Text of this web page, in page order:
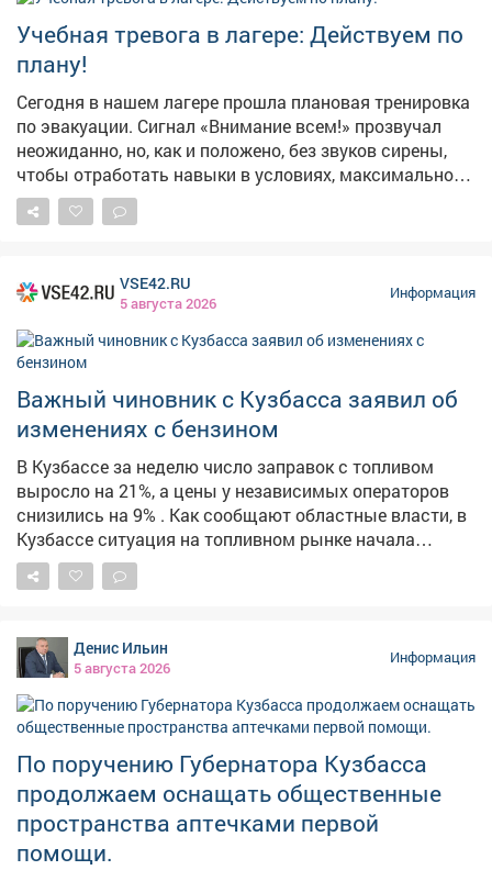
Учебная тревога в лагере: Действуем по
плану!
Сегодня в нашем лагере прошла плановая тренировка
по эвакуации. Сигнал «Внимание всем!» прозвучал
неожиданно, но, как и положено, без звуков сирены,
чтобы отработать навыки в условиях, максимально
приближенных к реальным. Педагогический состав
организовал инсценировку пожара и задымления.
ситуации и слаженно эвакуировались через три
запасных выхода. Главные выводы тренировки: 🔹
При ЧС не действовать самостоятельно; 🔹 Сразу
слушать и выполнять указания взрослых; 🔹 И
главное - никакой паники! Такие учения проходят у нас
регулярно, чтобы в экстренной ситуации (тьфу-тьфу-
тьфу!) каждый знал, как сохранить жизнь и здоровье.
Безопасность - превыше всего! 💪 #Лагерь
#Безопасность #Эвакуация #ТренировкаМЧС
VSE42.RU
5 августа 2026
Информация
Важный чиновник с Кузбасса заявил об
изменениях с бензином
В Кузбассе за неделю число заправок с топливом
выросло на 21%, а цены у независимых операторов
снизились на 9% . Как сообщают областные власти, в
Кузбассе ситуация на топливном рынке начала
стабилизироваться. По их данным, за неделю
количество АЗС, на которых есть топливо, выросло на
операторов снизились на 9%. На штабе обсудили
текущую обстановку и отметили, что ажиотажный
спрос удалось снять, очереди на заправках
сократились. Для дальнейшей стабилизации
налаживается координация между независимыми
сетями, производителями и логистическими
операторами. Власти фиксируют жалобы из
отдельных поселений на отсутствие топлива. Главам
поручено отслеживать каждый сигнал и оперативно
отрабатывать проблемные точки. В ближайшие дни
Денис Ильин
5 августа 2026
Информация
По поручению Губернатора Кузбасса
продолжаем оснащать общественные
пространства аптечками первой
помощи.